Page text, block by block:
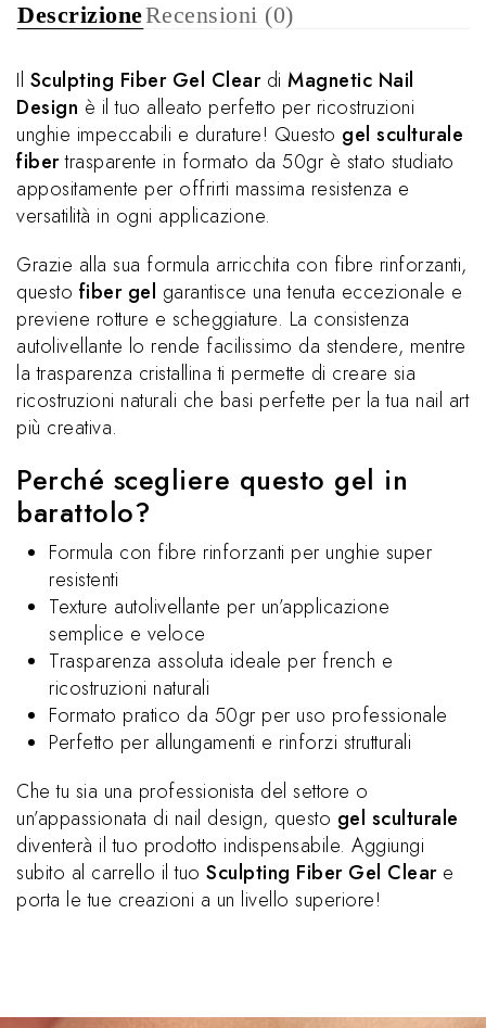
DescrizioneRecensioni (0)
Il Sculpting Fiber Gel Cleardi Magnetic Nail
Design è il tuo alleato perfetto per ricostruzioni
unghie impeccabili e durature! Questo gel sculturale
fibertrasparente in formato da 50gr è stato studiato
appositamente per offrirti massima resistenza e
versatilità in ogni applicazione.
Grazie alla sua formula arricchita con fibre rinforzanti,
questo fiber gel garantisce una tenuta eccezionale e
previene rotture e scheggiature. La consistenza
autolivellante lo rende facilissimo da stendere, mentre
la trasparenza cristallina ti permette di creare sia
ricostruzioni naturali che basi perfette per la tua nail art
più creativa.
Perché scegliere questo gel in
barattolo?
Formula con fibre rinforzanti per unghie super
resistenti
Texture autolivellante per un’applicazione
semplice e veloce
Trasparenza assoluta ideale per french e
ricostruzioni naturali
Formato pratico da 50gr per uso professionale
Perfetto per allungamenti e rinforzi strutturali
Che tu sia una professionista del settore o
un’appassionata di nail design, questo gel sculturale
diventerà il tuo prodotto indispensabile. Aggiungi
subito al carrello il tuo Sculpting Fiber Gel Cleare
porta le tue creazioni a un livello superiore!